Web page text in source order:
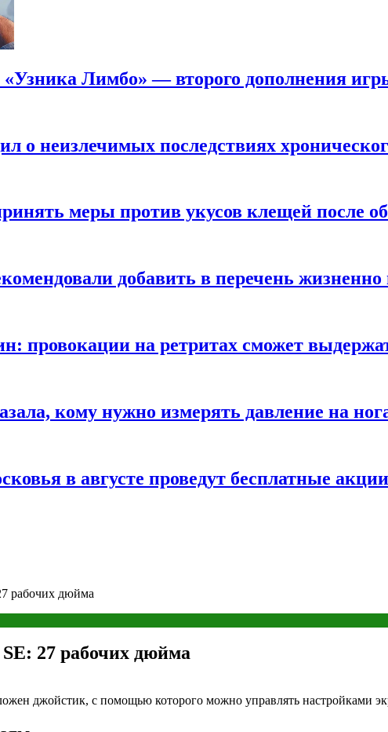
Лимбо» — второго дополнения
о неизлечимых последствиях
меры против укусов клещей после
добавить в перечень
провокации на ретритах сможет
кому нужно измерять давление на
в августе проведут бесплатные
рабочих дюйма
27 рабочих дюйма
джойстик, с помощью которого можно управлять настройками